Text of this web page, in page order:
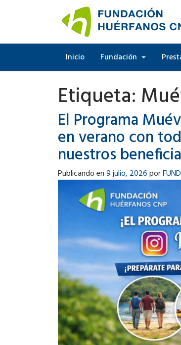
Inicio Fundación
Etiqueta:
El Programa
en verano con
nuestros
Publicando en9 julio, 2026por